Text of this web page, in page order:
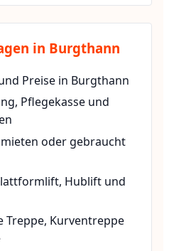
in Burgthann
Preise in Burgthann
Pflegekasse und
oder gebraucht
Hublift und
Treppe, Kurventreppe